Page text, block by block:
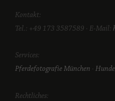
Kontakt:
Tel.: +49 173 3587589 · E-Mail:
Services:
Pferdefotografie München ·
Rechtliches: